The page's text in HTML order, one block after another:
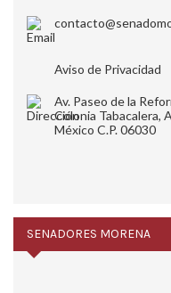
Aviso de Privacidad
Av. Paseo de la
Colonia Tabacalera,
México C.P. 06030
SENADORES MORENA